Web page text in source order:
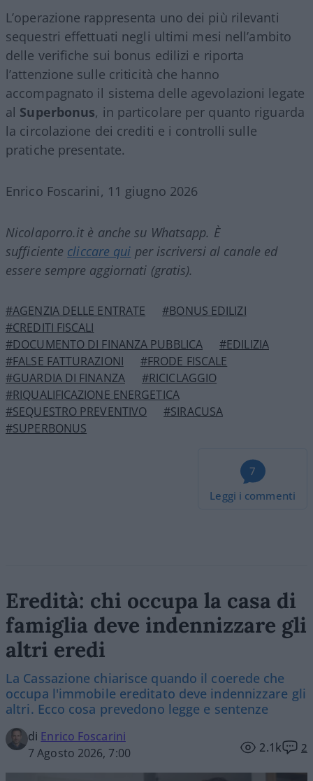
L’operazione rappresenta uno dei più rilevanti
sequestri effettuati negli ultimi mesi nell’ambito
delle verifiche sui bonus edilizi e riporta
l’attenzione sulle criticità che hanno
accompagnato il sistema delle agevolazioni legate
al Superbonus, in particolare per quanto riguarda
la circolazione dei crediti e i controlli sulle
pratiche presentate.
Enrico Foscarini, 11 giugno 2026
Nicolaporro.it è anche su Whatsapp. È
sufficiente cliccare qui per iscriversi al canale ed
essere sempre aggiornati (gratis).
#AGENZIA DELLE ENTRATE
#BONUS EDILIZI
#CREDITI FISCALI
#DOCUMENTO DI FINANZA PUBBLICA
#EDILIZIA
#FALSE FATTURAZIONI
#FRODE FISCALE
#GUARDIA DI FINANZA
#RICICLAGGIO
#RIQUALIFICAZIONE ENERGETICA
#SEQUESTRO PREVENTIVO
#SIRACUSA
#SUPERBONUS
7
Leggi i commenti
Eredità: chi occupa la casa di
famiglia deve indennizzare gli
altri eredi
La Cassazione chiarisce quando il coerede che
occupa l'immobile ereditato deve indennizzare gli
altri. Ecco cosa prevedono legge e sentenze
di Enrico Foscarini
7 Agosto 2026, 7:00
2.1k 2